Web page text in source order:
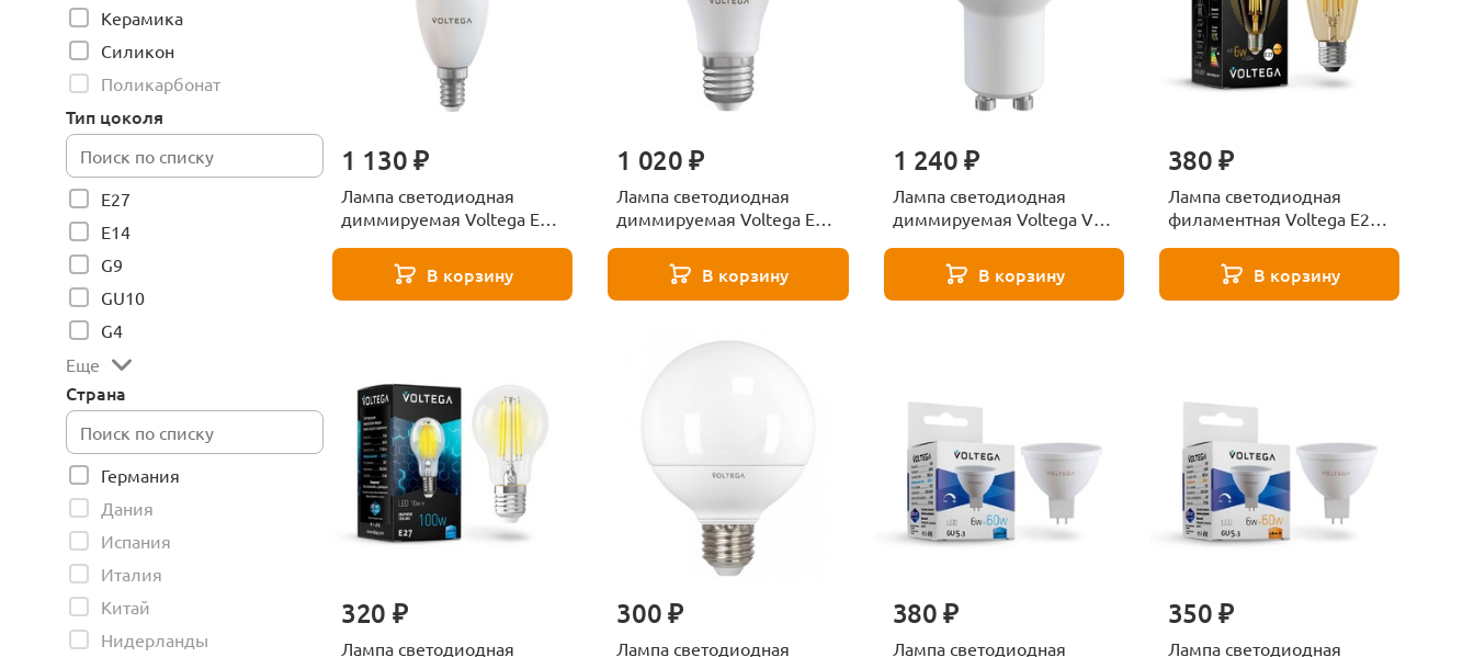
Керамика
Силикон
Поликарбонат
Тип цоколя
E27
E14
G9
GU10
G4
Еще
Страна
Германия
Дания
Испания
Италия
Китай
Нидерланды
1 130 ₽
Лампа светодиодная
диммируемая Voltega E14
C37E14cct-WIFI-5W 2427
В корзину
1 020 ₽
Лампа светодиодная
диммируемая Voltega E27
A60E27cct-WIFI-9W 2429
В корзину
1 240 ₽
Лампа светодиодная
диммируемая Voltega VG
матовая 2426В корзину
380 ₽
Лампа светодиодная
филаментная Voltega E27
ST64Gwarm6W 5526
В корзину
320 ₽
Лампа светодиодная
300 ₽
Лампа светодиодная
380 ₽
Лампа светодиодная
350 ₽
Лампа светодиодная